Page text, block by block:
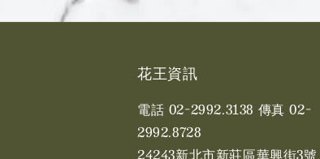
花王資訊
電話 02-2992.3138 傳真 02-
2992.8728
24243新北市新莊區華興街3號